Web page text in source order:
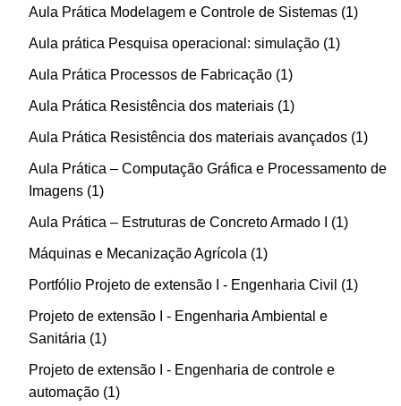
Aula Prática Modelagem e Controle de Sistemas 1
Aula prática Pesquisa operacional: simulação 1
Aula Prática Processos de Fabricação 1
Aula Prática Resistência dos materiais 1
Aula Prática Resistência dos materiais avançados 1
Aula Prática – Computação Gráfica e Processamento de
Imagens 1
Aula Prática – Estruturas de Concreto Armado I 1
Máquinas e Mecanização Agrícola 1
Portfólio Projeto de extensão I - Engenharia Civil 1
Projeto de extensão I - Engenharia Ambiental e
Sanitária
1
Projeto de extensão I - Engenharia de controle e
automação 1